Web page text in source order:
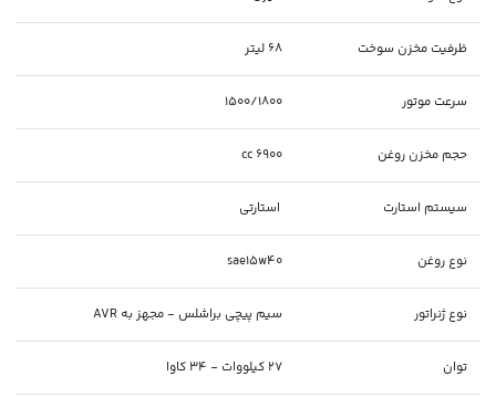
ظرفیت مخزن سوخت 68 لیتر
سرعت موتور 1500/1800
حجم مخزن روغن 6900 cc
سیستم استارت استارتی
نوع روغن sae15w40
نوع ژنراتور سیم پیچی براشلس - مجهز به AVR
توان 27 کیلووات - 34 کاوا